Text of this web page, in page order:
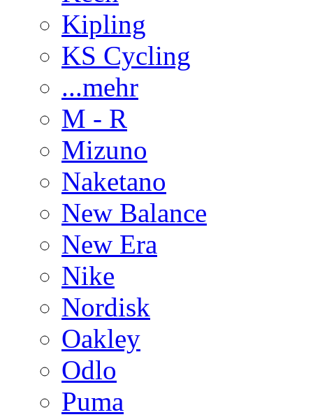
Kipling
KS Cycling
...mehr
M - R
Mizuno
Naketano
New Balance
New Era
Nike
Nordisk
Oakley
Odlo
Puma